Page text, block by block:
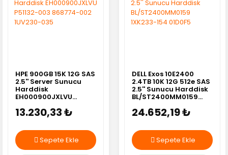
HPE 900GB 15K 12G SAS
2.5'' Server Sunucu
Harddisk
EH000900JXLVU
002 1UV230-035
13.230,33 ₺
Sepete Ekle
DELL Exos 10E2400
2.4TB 10K 12G 512e SAS
2.5'' Sunucu Harddisk
BL/ST2400MM0159
24.652,19 ₺
Sepete Ekle